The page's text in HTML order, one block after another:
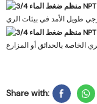
Share with: